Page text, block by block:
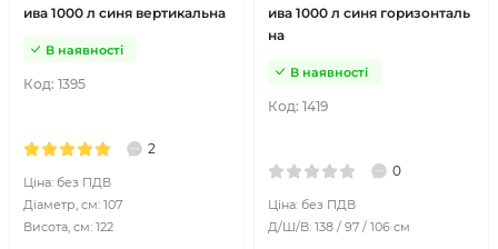
ива 1000 л синя вертикальна
Код: 1395
В наявності
2
Ціна: без ПДВ
Діаметр, см: 107
Висота, см: 122
ива 1000 л синя горизонталь
на
Код: 1419
В наявності
0
Ціна: без ПДВ
Д/Ш/В: 138 / 97 / 106 см